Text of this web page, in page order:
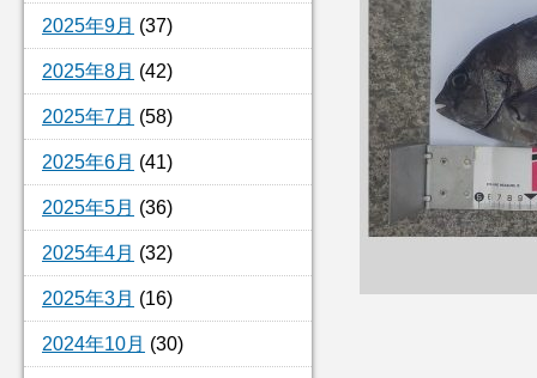
2025年9月 (37)
2025年8月 (42)
2025年7月 (58)
2025年6月 (41)
2025年5月 (36)
2025年4月 (32)
2025年3月 (16)
2024年10月 (30)